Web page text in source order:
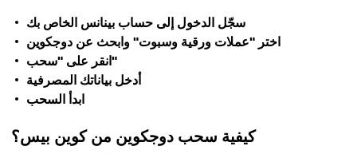
سجّل الدخول إلى حساب بينانس الخاص بك
اختر "عملات ورقية وسبوت" وابحث عن دوجكوين
انقر على "سحب"
أدخل بياناتك المصرفية
ابدأ السحب
كيفية سحب دوجكوين من كوين بيس؟